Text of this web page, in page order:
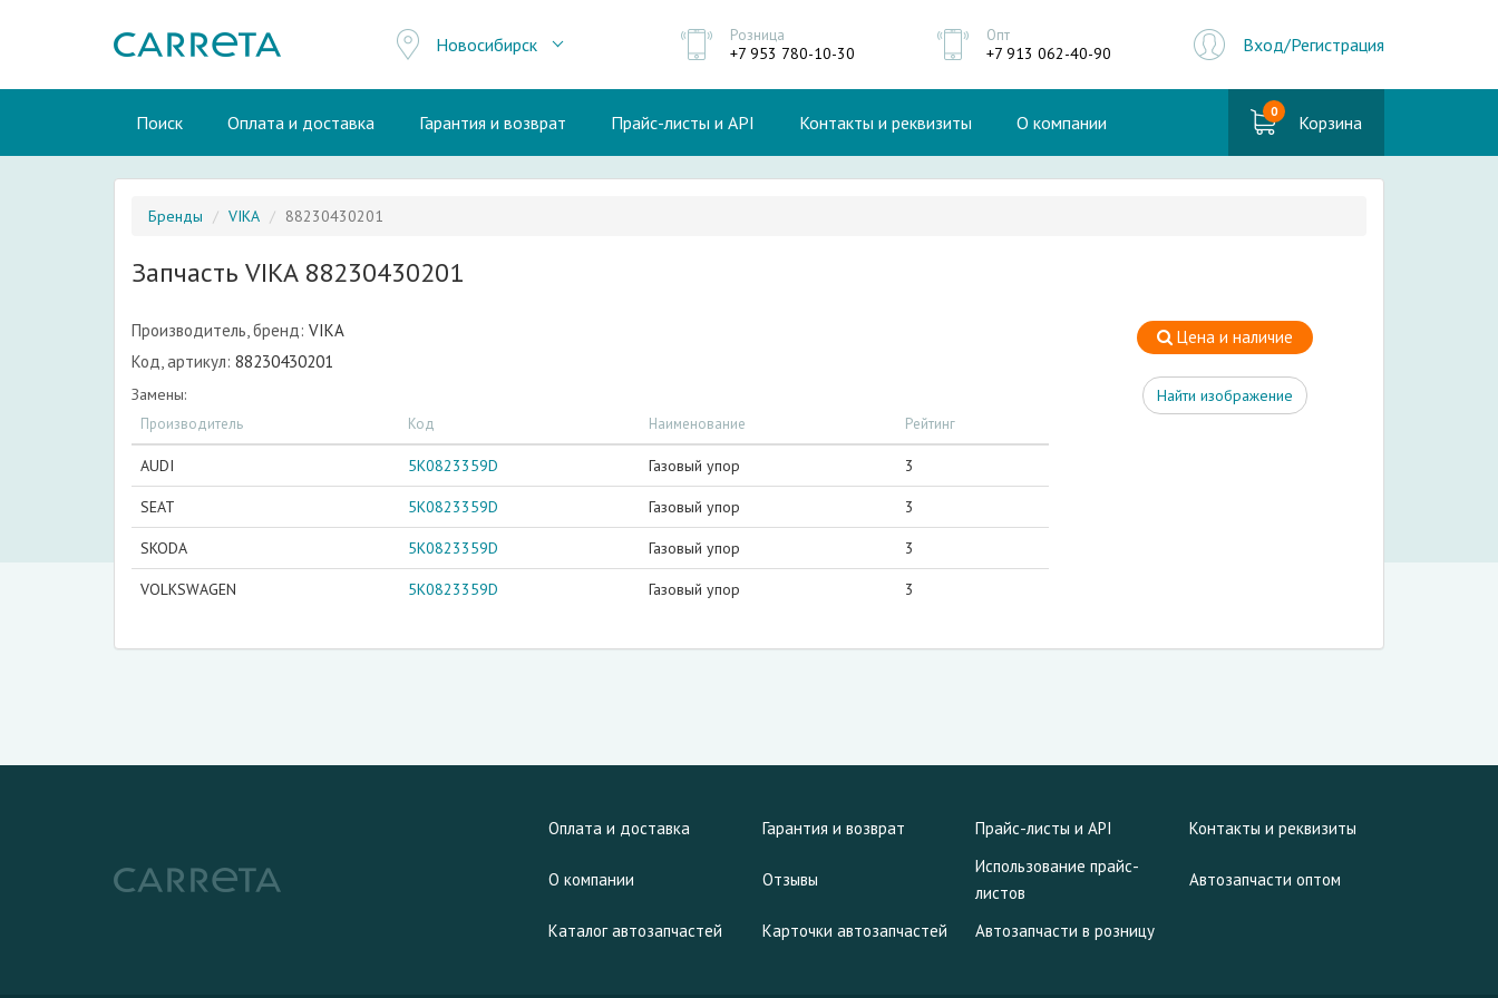
Новосибирск Розница
+7 953 780-10-30
Опт
+7 913 062-40-90 Вход/Регистрация
Поиск Оплата и доставка Гарантия и возврат Прайс-листы и API Контакты и реквизиты О компании 0 Корзина
Бренды VIKA 88230430201
Запчасть VIKA 88230430201
Производитель, бренд: VIKA
Код, артикул: 88230430201
Замены:
Производитель Код Наименование Рейтинг
AUDI 5K0823359D Газовый упор 3
SEAT 5K0823359D Газовый упор 3
SKODA 5K0823359D Газовый упор 3
VOLKSWAGEN 5K0823359D Газовый упор 3
Цена и наличие
Найти изображение
Оплата и доставка Гарантия и возврат Прайс-листы и API Контакты и реквизиты
О компании Отзывы
Использование прайс-
листов
Автозапчасти оптом
Каталог автозапчастей Карточки автозапчастей Автозапчасти в розницу